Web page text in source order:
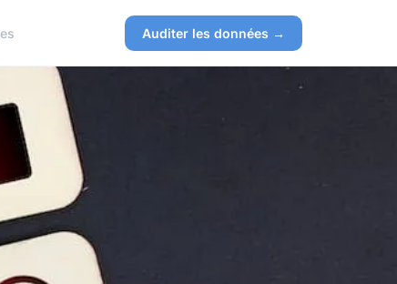
Auditer les données →